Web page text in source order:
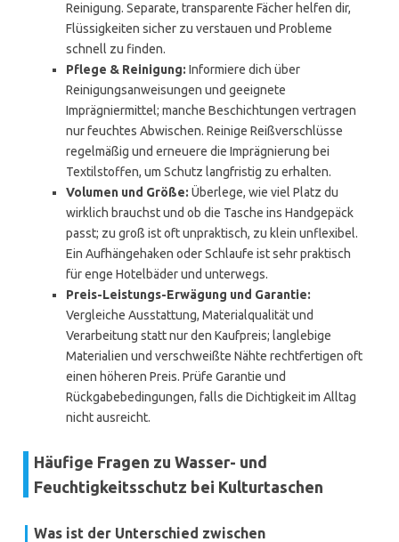
Reinigung. Separate, transparente Fächer helfen dir,
Flüssigkeiten sicher zu verstauen und Probleme
schnell zu finden.
Pflege & Reinigung: Informiere dich über
Reinigungsanweisungen und geeignete
Imprägniermittel; manche Beschichtungen vertragen
nur feuchtes Abwischen. Reinige Reißverschlüsse
regelmäßig und erneuere die Imprägnierung bei
Textilstoffen, um Schutz langfristig zu erhalten.
Volumen und Größe: Überlege, wie viel Platz du
wirklich brauchst und ob die Tasche ins Handgepäck
passt; zu groß ist oft unpraktisch, zu klein unflexibel.
Ein Aufhängehaken oder Schlaufe ist sehr praktisch
für enge Hotelbäder und unterwegs.
Preis-Leistungs-Erwägung und Garantie:
Vergleiche Ausstattung, Materialqualität und
Verarbeitung statt nur den Kaufpreis; langlebige
Materialien und verschweißte Nähte rechtfertigen oft
einen höheren Preis. Prüfe Garantie und
Rückgabebedingungen, falls die Dichtigkeit im Alltag
nicht ausreicht.
Häufige Fragen zu Wasser- und
Feuchtigkeitsschutz bei Kulturtaschen
Was ist der Unterschied zwischen